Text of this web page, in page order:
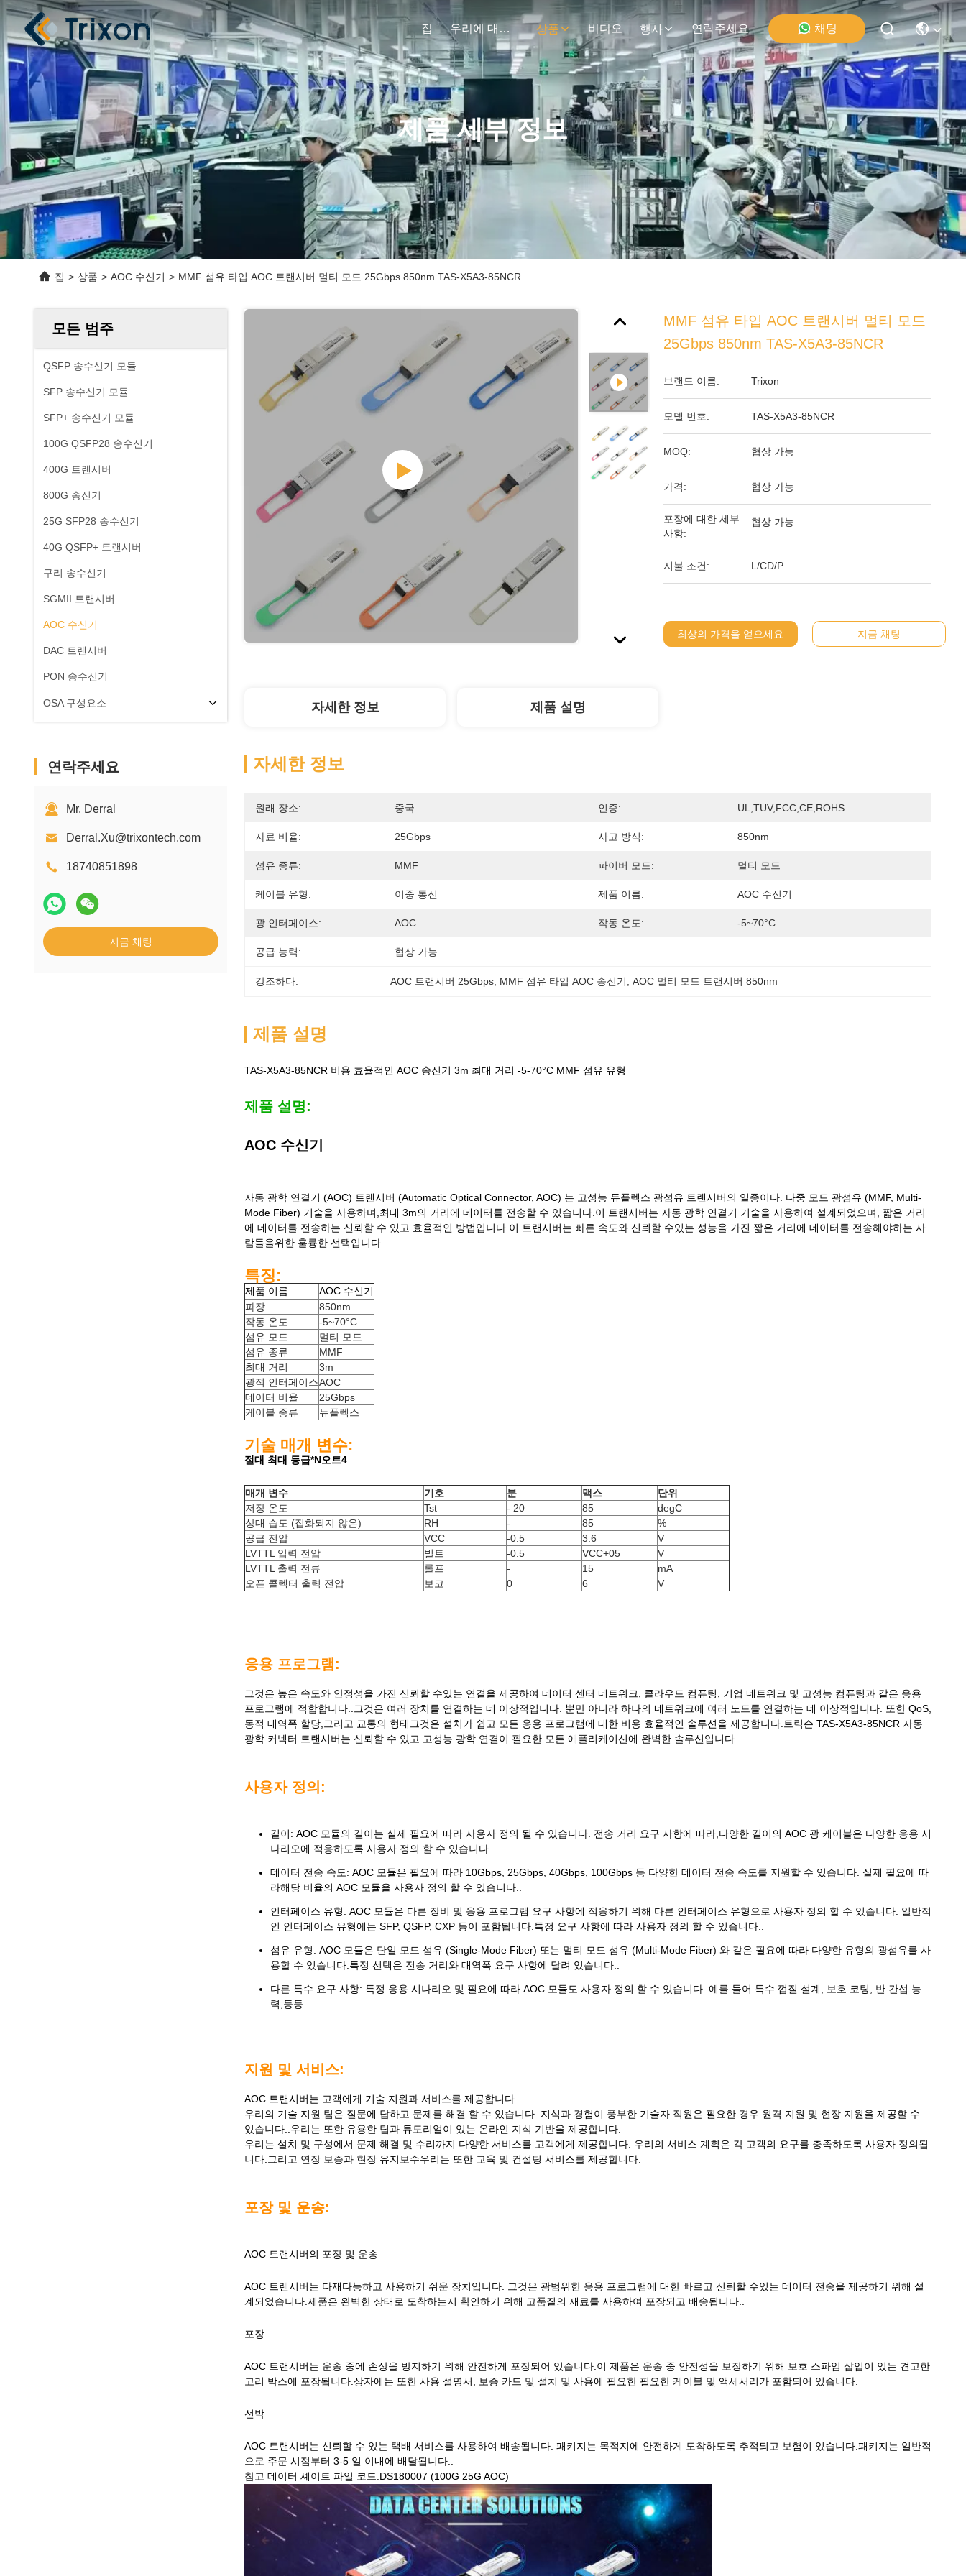
집 우리에 대하여 상품 비디오 행사 연락주세요 채팅
제품 세부 정보
집 > 상품 > AOC 수신기 > MMF 섬유 타입 AOC 트랜시버 멀티 모드 25Gbps 850nm TAS-X5A3-85NCR
모든 범주
QSFP 송수신기 모듈
SFP 송수신기 모듈
SFP+ 송수신기 모듈
100G QSFP28 송수신기
400G 트랜시버
800G 송신기
25G SFP28 송수신기
40G QSFP+ 트랜시버
구리 송수신기
SGMII 트랜시버
AOC 수신기
DAC 트랜시버
PON 송수신기
OSA 구성요소
연락주세요
Mr. Derral
Derral.Xu@trixontech.com
18740851898
지금 채팅
MMF 섬유 타입 AOC 트랜시버 멀티 모드
25Gbps 850nm TAS-X5A3-85NCR
브랜드 이름: Trixon
모델 번호: TAS-X5A3-85NCR
MOQ: 협상 가능
가격: 협상 가능
포장에 대한 세부
사항:
협상 가능
지불 조건: L/CD/P
최상의 가격을 얻으세요 지금 채팅
자세한 정보 제품 설명
자세한 정보
원래 장소: 중국 인증: UL,TUV,FCC,CE,ROHS
자료 비율: 25Gbps 사고 방식: 850nm
섬유 종류: MMF 파이버 모드: 멀티 모드
케이블 유형: 이중 통신 제품 이름: AOC 수신기
광 인터페이스: AOC 작동 온도: -5~70°C
공급 능력: 협상 가능
강조하다: AOC 트랜시버 25Gbps MMF 섬유 타입 AOC 송신기 , AOC 멀티 모드 트랜시버 850nm
제품 설명
TAS-X5A3-85NCR 비용 효율적인 AOC 송신기 3m 최대 거리 -5-70°C MMF 섬유 유형
제품 설명:
AOC 수신기
자동 광학 연결기 (AOC) 트랜시버 (Automatic Optical Connector, AOC) 는 고성능 듀플렉스 광섬유 트랜시버의 일종이다. 다중 모드 광섬유 (MMF, Multi-
Mode Fiber) 기술을 사용하며,최대 3m의 거리에 데이터를 전송할 수 있습니다.이 트랜시버는 자동 광학 연결기 기술을 사용하여 설계되었으며, 짧은 거리
에 데이터를 전송하는 신뢰할 수 있고 효율적인 방법입니다.이 트랜시버는 빠른 속도와 신뢰할 수있는 성능을 가진 짧은 거리에 데이터를 전송해야하는 사
람들을위한 훌륭한 선택입니다.
특징:
제품 이름
AOC 수신기
파장
850nm
작동 온도
-5~70°C
섬유 모드
멀티 모드
섬유 종류
MMF
최대 거리
3m
광적 인터페이스AOC
데이터 비율
25Gbps
케이블 종류
듀플렉스
기술 매개 변수:
절대 최대 등급*N오트4
매개 변수 기호 분 맥스
단위
저장 온도
Tst - 20 85
degC
상대 습도 (집화되지 않은)
RH - 85
%
공급 전압
VCC -0.5 3.6
V
LVTTL 입력 전압
빌트 -0.5 VCC+05
V
LVTTL 출력 전류
롤프 - 15
mA
오픈 콜렉터 출력 전압
보코 0 6 V
응용 프로그램:
그것은 높은 속도와 안정성을 가진 신뢰할 수있는 연결을 제공하여 데이터 센터 네트워크, 클라우드 컴퓨팅, 기업 네트워크 및 고성능 컴퓨팅과 같은 응용
프로그램에 적합합니다..그것은 여러 장치를 연결하는 데 이상적입니다. 뿐만 아니라 하나의 네트워크에 여러 노드를 연결하는 데 이상적입니다. 또한 QoS,
동적 대역폭 할당,그리고 교통의 형태그것은 설치가 쉽고 모든 응용 프로그램에 대한 비용 효율적인 솔루션을 제공합니다.트릭슨 TAS-X5A3-85NCR 자동
광학 커넥터 트랜시버는 신뢰할 수 있고 고성능 광학 연결이 필요한 모든 애플리케이션에 완벽한 솔루션입니다..
사용자 정의:
길이: AOC 모듈의 길이는 실제 필요에 따라 사용자 정의 될 수 있습니다. 전송 거리 요구 사항에 따라,다양한 길이의 AOC 광 케이블은 다양한 응용 시
나리오에 적응하도록 사용자 정의 할 수 있습니다..
데이터 전송 속도: AOC 모듈은 필요에 따라 10Gbps, 25Gbps, 40Gbps, 100Gbps 등 다양한 데이터 전송 속도를 지원할 수 있습니다. 실제 필요에 따
라해당 비율의 AOC 모듈을 사용자 정의 할 수 있습니다..
인터페이스 유형: AOC 모듈은 다른 장비 및 응용 프로그램 요구 사항에 적응하기 위해 다른 인터페이스 유형으로 사용자 정의 할 수 있습니다. 일반적
인 인터페이스 유형에는 SFP, QSFP, CXP 등이 포함됩니다.특정 요구 사항에 따라 사용자 정의 할 수 있습니다..
섬유 유형: AOC 모듈은 단일 모드 섬유 (Single-Mode Fiber) 또는 멀티 모드 섬유 (Multi-Mode Fiber) 와 같은 필요에 따라 다양한 유형의 광섬유를 사
용할 수 있습니다.특정 선택은 전송 거리와 대역폭 요구 사항에 달려 있습니다..
다른 특수 요구 사항: 특정 응용 시나리오 및 필요에 따라 AOC 모듈도 사용자 정의 할 수 있습니다. 예를 들어 특수 껍질 설계, 보호 코팅, 반 간섭 능
력,등등.
지원 및 서비스:
AOC 트랜시버는 고객에게 기술 지원과 서비스를 제공합니다.
우리의 기술 지원 팀은 질문에 답하고 문제를 해결 할 수 있습니다. 지식과 경험이 풍부한 기술자 직원은 필요한 경우 원격 지원 및 현장 지원을 제공할 수
있습니다..우리는 또한 유용한 팁과 튜토리얼이 있는 온라인 지식 기반을 제공합니다.
우리는 설치 및 구성에서 문제 해결 및 수리까지 다양한 서비스를 고객에게 제공합니다. 우리의 서비스 계획은 각 고객의 요구를 충족하도록 사용자 정의됩
니다.그리고 연장 보증과 현장 유지보수우리는 또한 교육 및 컨설팅 서비스를 제공합니다.
포장 및 운송:
AOC 트랜시버의 포장 및 운송
AOC 트랜시버는 다재다능하고 사용하기 쉬운 장치입니다. 그것은 광범위한 응용 프로그램에 대한 빠르고 신뢰할 수있는 데이터 전송을 제공하기 위해 설
계되었습니다.제품은 완벽한 상태로 도착하는지 확인하기 위해 고품질의 재료를 사용하여 포장되고 배송됩니다..
포장
AOC 트랜시버는 운송 중에 손상을 방지하기 위해 안전하게 포장되어 있습니다.이 제품은 운송 중 안전성을 보장하기 위해 보호 스파임 삽입이 있는 견고한
고리 박스에 포장됩니다.상자에는 또한 사용 설명서, 보증 카드 및 설치 및 사용에 필요한 필요한 케이블 및 액세서리가 포함되어 있습니다.
선박
AOC 트랜시버는 신뢰할 수 있는 택배 서비스를 사용하여 배송됩니다. 패키지는 목적지에 안전하게 도착하도록 추적되고 보험이 있습니다.패키지는 일반적
으로 주문 시점부터 3-5 일 이내에 배달됩니다..
참고 데이터 셰이트 파일 코드:DS180007 (100G 25G AOC)